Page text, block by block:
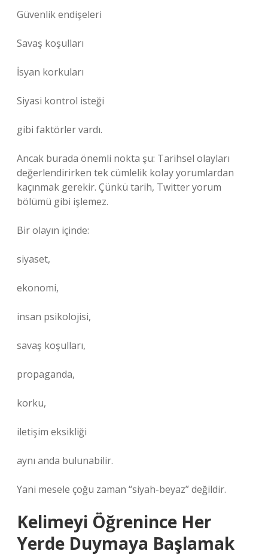
Güvenlik endişeleri
Savaş koşulları
İsyan korkuları
Siyasi kontrol isteği
gibi faktörler vardı.
Ancak burada önemli nokta şu: Tarihsel olayları
değerlendirirken tek cümlelik kolay yorumlardan
kaçınmak gerekir. Çünkü tarih, Twitter yorum
bölümü gibi işlemez.
Bir olayın içinde:
siyaset,
ekonomi,
insan psikolojisi,
savaş koşulları,
propaganda,
korku,
iletişim eksikliği
aynı anda bulunabilir.
Yani mesele çoğu zaman “siyah-beyaz” değildir.
Kelimeyi Öğrenince Her
Yerde Duymaya Başlamak